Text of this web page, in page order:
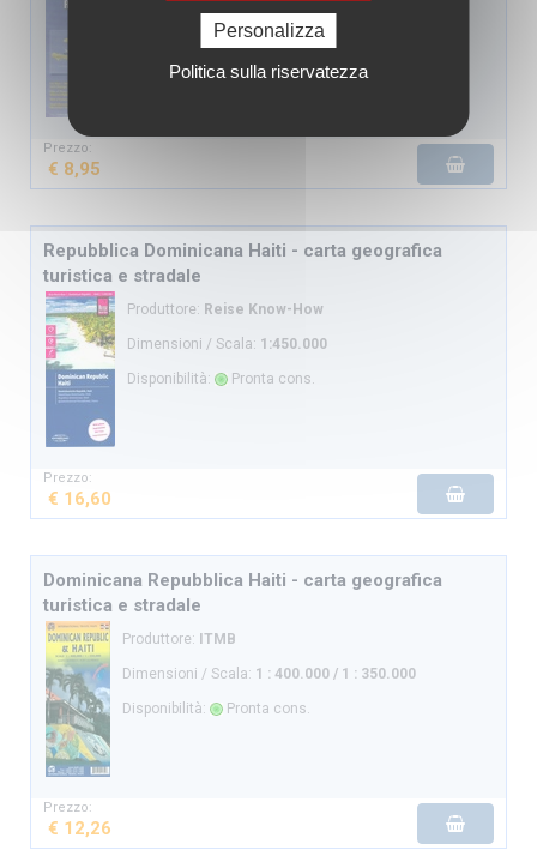
Dimensioni / Scala:1 : 800.000
Disponibilità: Pronta cons.
Prezzo:
€ 8,95
Repubblica Dominicana Haiti - carta geografica
turistica e stradale
Produttore: Reise Know-How
Dimensioni / Scala: 1:450.000
Disponibilità: Pronta cons.
Prezzo:
€ 16,60
Dominicana Repubblica Haiti - carta geografica
turistica e stradale
Produttore: ITMB
Dimensioni / Scala: 1 : 400.000 / 1 : 350.000
Disponibilità: Pronta cons.
Prezzo:
€ 12,26
Personalizza
Politica sulla riservatezza